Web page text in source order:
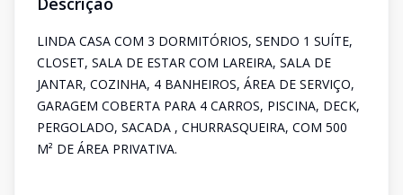
LINDA CASA COM 3 DORMITÓRIOS, SENDO 1 SUÍTE,
CLOSET, SALA DE ESTAR COM LAREIRA, SALA DE
JANTAR, COZINHA, 4 BANHEIROS, ÁREA DE SERVIÇO,
GARAGEM COBERTA PARA 4 CARROS, PISCINA, DECK,
PERGOLADO, SACADA , CHURRASQUEIRA, COM 500
M² DE ÁREA PRIVATIVA.